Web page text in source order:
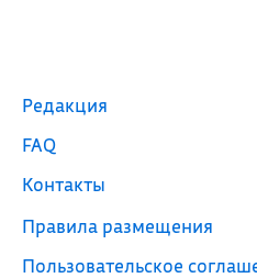
Редакция
FAQ
Контакты
Правила размещения
Пользовательское